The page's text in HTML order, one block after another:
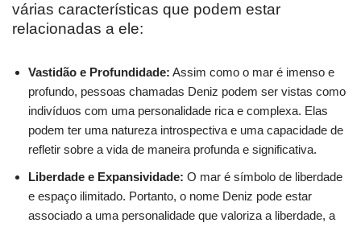
várias características que podem estar
relacionadas a ele:
Vastidão e Profundidade: Assim como o mar é imenso e
profundo, pessoas chamadas Deniz podem ser vistas como
indivíduos com uma personalidade rica e complexa. Elas
podem ter uma natureza introspectiva e uma capacidade de
refletir sobre a vida de maneira profunda e significativa.
Liberdade e Expansividade: O mar é símbolo de liberdade
e espaço ilimitado. Portanto, o nome Deniz pode estar
associado a uma personalidade que valoriza a liberdade, a